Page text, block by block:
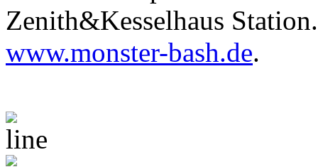
Zenith&Kesselhaus
www.monster-bash.de.